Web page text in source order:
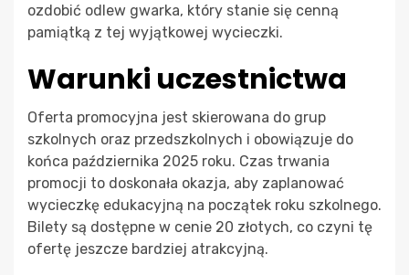
ozdobić odlew gwarka, który stanie się cenną
pamiątką z tej wyjątkowej wycieczki.
Warunki uczestnictwa
Oferta promocyjna jest skierowana do grup
szkolnych oraz przedszkolnych i obowiązuje do
końca października 2025 roku. Czas trwania
promocji to doskonała okazja, aby zaplanować
wycieczkę edukacyjną na początek roku szkolnego.
Bilety są dostępne w cenie 20 złotych, co czyni tę
ofertę jeszcze bardziej atrakcyjną.